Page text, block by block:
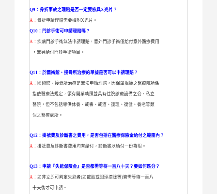
Q9：骨折事故之理賠是否一定要檢具X光片？
A： 骨折申請理賠需要檢附X光片 。
Q10：門診手術可申請理賠嗎？
A： 疾病門診手術無法申請理賠，意外門診手術僅給付意外醫療費用
，無另給付門診手術項目。
Q11：於國術館、接骨所治療的單據是否可以申請理賠？
A： 國術館、接骨所治療是無法申請理賠，因保單規範之醫療院所係
指依醫療法規定，領有開業執照並具有住院診療設備之公、私立
醫院，但不包括專供休養、戒毒、戒酒、護理、復健、養老等類
似之醫療處所。
Q12：掛號費及診斷書之費用，是否包括在醫療保險金給付之範圍內？
A： 掛號費及診斷書費用均有給付，診斷書以給付一份為限。
Q13：申請『失能保險金』是否都需等待一百八十天？要如何區分？
A： 如非立即可判定失能者(如截肢或眼球摘除等)皆需等待一百八
十天後才可申請。